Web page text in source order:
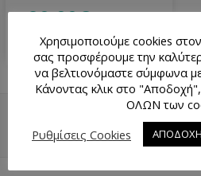
20.00€
Χρησιμοποιούμε cookies
σας προσφέρουμε την
να βελτιονόμαστε σύμφωνα με
Κάνοντας κλικ στο
ΟΛΩΝ των
Ρυθμίσεις Cookies
ΑΠΟΔΟΧΗ